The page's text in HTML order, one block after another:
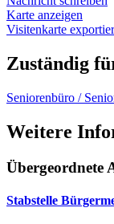
Karte anzeigen
Visitenkarte
Zuständig
Seniorenbüro /
Weitere
Übergeordnete
Stabstelle